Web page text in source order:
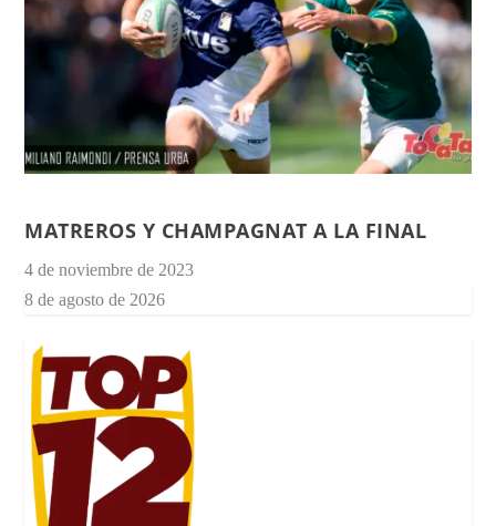
MATREROS Y CHAMPAGNAT A LA FINAL
4 de noviembre de 2023
8 de agosto de 2026